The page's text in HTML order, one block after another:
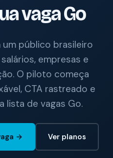
vaga Go
um público brasileiro
empresas e
O piloto começa
CTA rastreado e
lista de vagas Go.
→ Ver planos